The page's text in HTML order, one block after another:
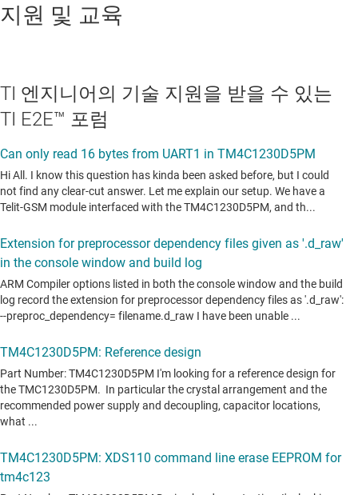
지원 및 교육
TI 엔지니어의 기술 지원을 받을 수 있는
TI E2E™ 포럼